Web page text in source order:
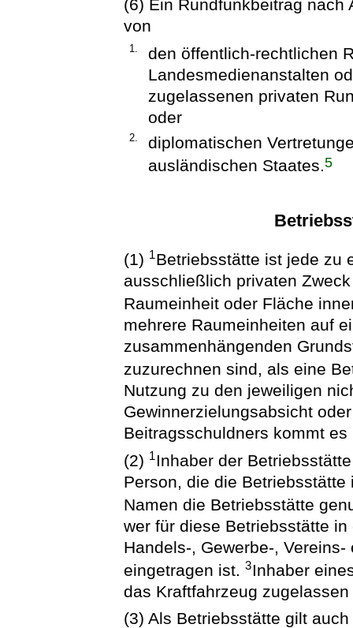
(6) Ein Rundfunkbeitrag
von
1.
den öffentlich-rechtlichen
Landesmedienanstalten
zugelassenen privaten
oder
2.
diplomatischen
ausländischen Staates.5
(1) 1Betriebsstätte ist jede zu
ausschließlich privaten
Raumeinheit oder Fläche
mehrere Raumeinheiten auf
zusammenhängenden
zuzurechnen sind, als eine
Nutzung zu den jeweiligen
Gewinnerzielungsabsicht
Beitragsschuldners kommt es
(2) 1 Inhaber der
Person, die die
Namen die Betriebsstätte
wer für diese Betriebsstätte
Handels-, Gewerbe-,
eingetragen ist.3Inhaber
das Kraftfahrzeug zugelassen
(3) Als Betriebsstätte gilt